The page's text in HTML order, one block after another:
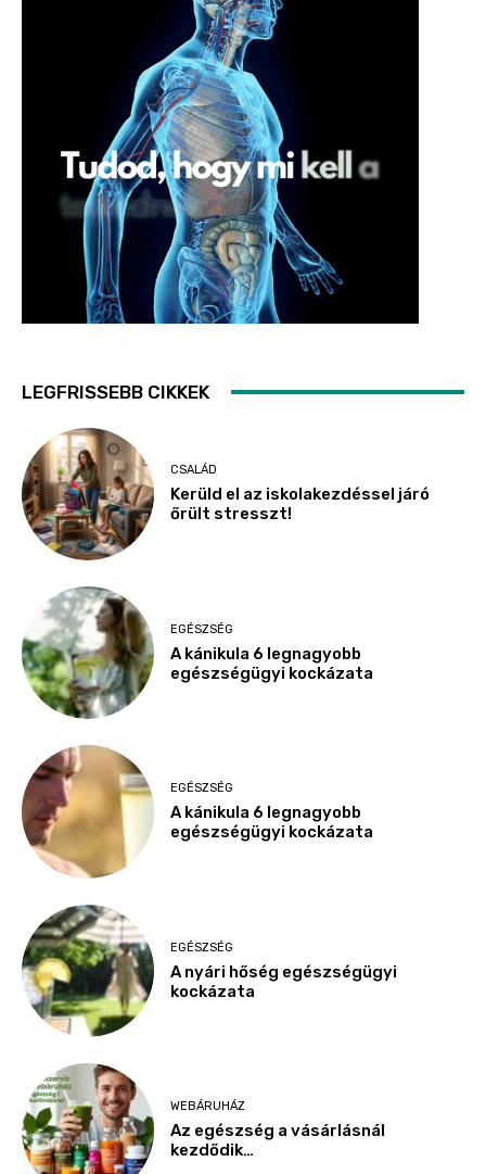
LEGFRISSEBB CIKKEK
CSALÁD
Kerüld el az iskolakezdéssel járó
őrült stresszt!
EGÉSZSÉG
A kánikula 6 legnagyobb
egészségügyi kockázata
EGÉSZSÉG
A kánikula 6 legnagyobb
egészségügyi kockázata
EGÉSZSÉG
A nyári hőség egészségügyi
kockázata
WEBÁRUHÁZ
Az egészség a vásárlásnál
kezdődik…